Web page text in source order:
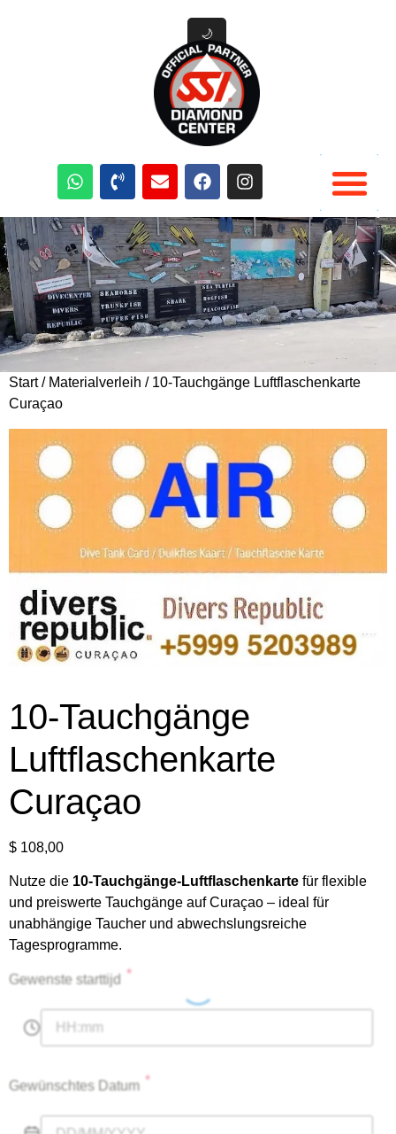
🌙
Start/ Materialverleih / 10-Tauchgänge Luftflaschenkarte
Curaçao
10-Tauchgänge
Luftflaschenkarte
Curaçao
$ 108,00
Nutze die 10-Tauchgänge-Luftflaschenkarte für flexible
und preiswerte Tauchgänge auf Curaçao – ideal für
unabhängige Taucher und abwechslungsreiche
Tagesprogramme.
Gewenste starttijd *
Gewünschtes Datum *